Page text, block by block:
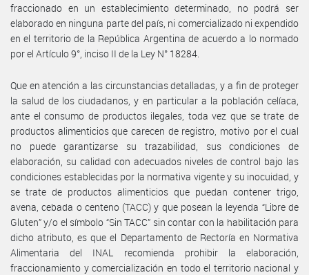
fraccionado en un establecimiento determinado, no podrá ser
elaborado en ninguna parte del país, ni comercializado ni expendido
en el territorio de la República Argentina de acuerdo a lo normado
por el Artículo 9°, inciso II de la Ley N° 18284.
Que en atención a las circunstancias detalladas, y a fin de proteger
la salud de los ciudadanos, y en particular a la población celíaca,
ante el consumo de productos ilegales, toda vez que se trate de
productos alimenticios que carecen de registro, motivo por el cual
no puede garantizarse su trazabilidad, sus condiciones de
elaboración, su calidad con adecuados niveles de control bajo las
condiciones establecidas por la normativa vigente y su inocuidad, y
se trate de productos alimenticios que puedan contener trigo,
avena, cebada o centeno (TACC) y que posean la leyenda “Libre de
Gluten” y/o el símbolo “Sin TACC” sin contar con la habilitación para
dicho atributo, es que el Departamento de Rectoría en Normativa
Alimentaria del INAL recomienda prohibir la elaboración,
fraccionamiento y comercialización en todo el territorio nacional y